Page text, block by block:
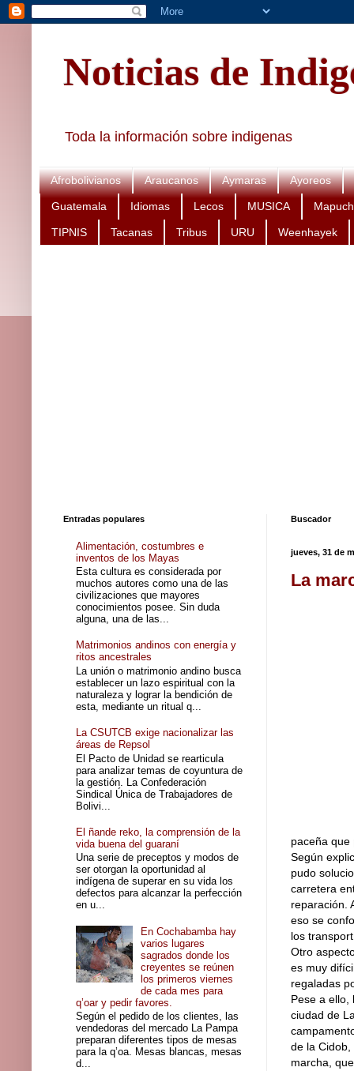
Noticias de
Toda la información sobre indigenas
Afrobolivianos Araucanos Aymaras Ayoreos
Guatemala Idiomas Lecos MUSICA
TIPNIS Tacanas Tribus URU Weenhayek
Buscador
jueves, 31 de
La
paceña que
Según
pudo
carretera
reparación.
eso se
los
Otro
es muy
regaladas
Pese a ello,
ciudad de
de la
marcha,
Entradas populares
Alimentación, costumbres e
inventos de los Mayas
Esta cultura es considerada por
muchos autores como una de las
civilizaciones que mayores
conocimientos posee. Sin duda
alguna, una de las...
Matrimonios andinos con energía y
ritos ancestrales
La unión o matrimonio andino busca
establecer un lazo espiritual con la
naturaleza y lograr la bendición de
esta, mediante un ritual q...
La CSUTCB exige nacionalizar las
áreas de Repsol
El Pacto de Unidad se rearticula
para analizar temas de coyuntura de
la gestión. La Confederación
Sindical Única de Trabajadores de
Bolivi...
El ñande reko, la comprensión de la
vida buena del guaraní
Una serie de preceptos y modos de
ser otorgan la oportunidad al
indígena de superar en su vida los
defectos para alcanzar la perfección
en u...
En Cochabamba hay
varios lugares
sagrados donde los
creyentes se reúnen
los primeros viernes
de cada mes para
q’oar y pedir favores.
Según el pedido de los clientes, las
vendedoras del mercado La Pampa
preparan diferentes tipos de mesas
para la q’oa. Mesas blancas, mesas
d...